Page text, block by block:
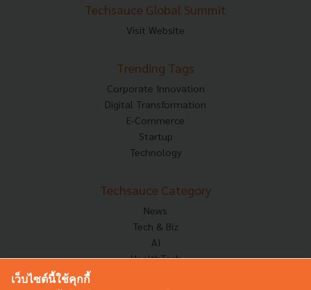
Techsauce Global Summit
Visit Website
Trending Tags
Corporate Innovation
Digital Transformation
E-Commerce
Startup
Technology
Techsauce Category
News
Tech & Biz
AI
HealthTech
เว็บไซต์นี้ใช้คุกกี้